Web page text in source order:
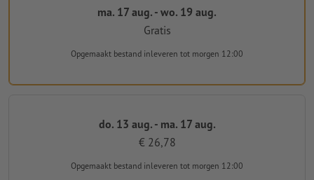
ma. 17 aug. - wo. 19 aug.
Gratis
Opgemaakt bestand inleveren tot morgen 12:00
do. 13 aug. - ma. 17 aug.
€ 26,78
Opgemaakt bestand inleveren tot morgen 12:00